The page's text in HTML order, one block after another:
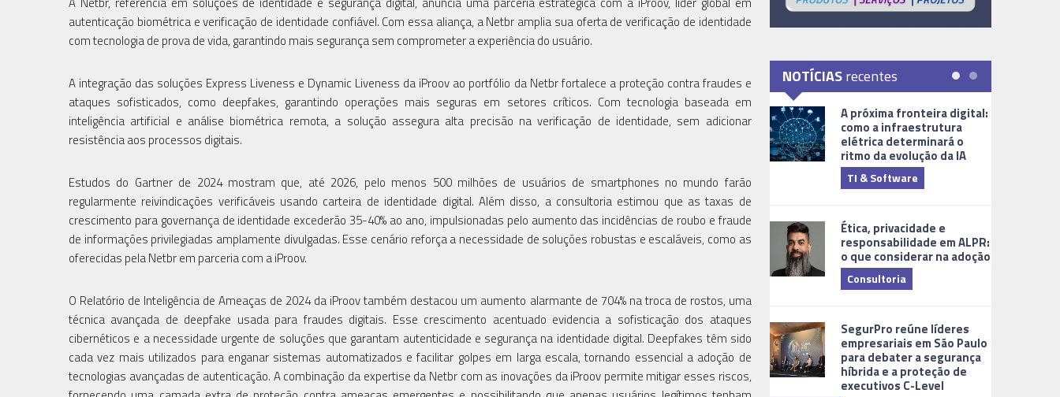
autenticação biométrica e verificação de identidade confiável. Com essa aliança, a Netbr amplia sua oferta de verificação de identidade
com tecnologia de prova de vida, garantindo mais segurança sem comprometer a experiência do usuário.
A integração das soluções Express Liveness e Dynamic Liveness da iProov ao portfólio da Netbr fortalece a proteção contra fraudes e
ataques sofisticados, como deepfakes, garantindo operações mais seguras em setores críticos. Com tecnologia baseada em
inteligência artificial e análise biométrica remota, a solução assegura alta precisão na verificação de identidade, sem adicionar
resistência aos processos digitais.
Estudos do Gartner de 2024 mostram que, até 2026, pelo menos 500 milhões de usuários de smartphones no mundo farão
regularmente reivindicações verificáveis usando carteira de identidade digital. Além disso, a consultoria estimou que as taxas de
crescimento para governança de identidade excederão 35-40% ao ano, impulsionadas pelo aumento das incidências de roubo e fraude
de informações privilegiadas amplamente divulgadas. Esse cenário reforça a necessidade de soluções robustas e escaláveis, como as
oferecidas pela Netbr em parceria com a iProov.
O Relatório de Inteligência de Ameaças de 2024 da iProov também destacou um aumento alarmante de 704% na troca de rostos, uma
técnica avançada de deepfake usada para fraudes digitais. Esse crescimento acentuado evidencia a sofisticação dos ataques
cibernéticos e a necessidade urgente de soluções que garantam autenticidade e segurança na identidade digital. Deepfakes têm sido
cada vez mais utilizados para enganar sistemas automatizados e facilitar golpes em larga escala, tornando essencial a adoção de
tecnologias avançadas de autenticação. A combinação da expertise da Netbr com as inovações da iProov permite mitigar esses riscos,
NOTÍCIASrecentes
A próxima fronteira digital:
como a infraestrutura
elétrica determinará o
ritmo da evolução da IA
TI & Software
Ética, privacidade e
responsabilidade em ALPR:
o que considerar na adoção
Consultoria
SegurPro reúne líderes
empresariais em São Paulo
para debater a segurança
híbrida e a proteção de
executivos C-Level